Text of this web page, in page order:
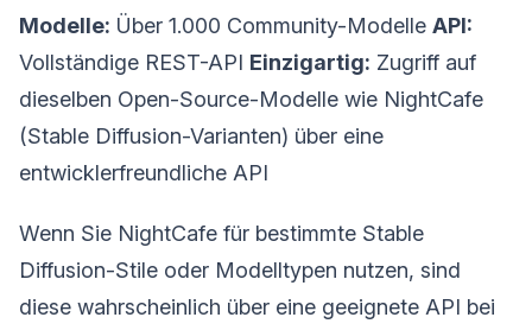
Modelle: Über 1.000 Community-Modelle API:
Vollständige REST-API Einzigartig: Zugriff auf
dieselben Open-Source-Modelle wie NightCafe
(Stable Diffusion-Varianten) über eine
entwicklerfreundliche API
Wenn Sie NightCafe für bestimmte Stable
Diffusion-Stile oder Modelltypen nutzen, sind
diese wahrscheinlich über eine geeignete API bei